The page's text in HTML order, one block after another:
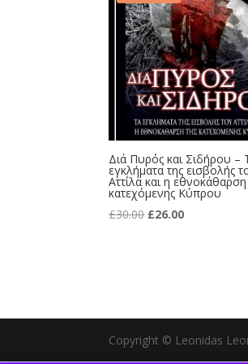
Διά Πυρός και Σιδήρου –
εγκλήματα της εισβολής
Αττίλα και η εθνοκάθαρση
κατεχόμενης Κύπρου
£30.00 Original
£26.00Current
Copyright © Leonidas